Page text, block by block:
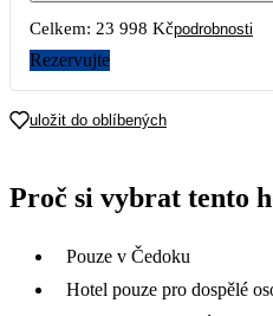
Celkem: 23 998 Kčpodrobnosti
Rezervujte
uložit do oblíbených
Proč si vybrat tento
Pouze v Čedoku
Hotel pouze pro dospělé